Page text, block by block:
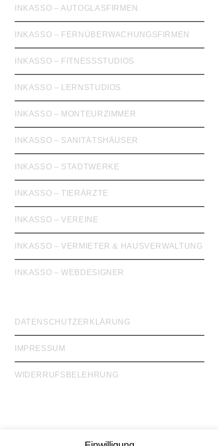
INKASSO – AUTOGLASFIRMEN
INKASSO – FERNÜBERWACHUNGSFIRMEN
INKASSO – FITNESSSTUDIOS
INKASSO – LERNSTUDIOS
INKASSO – MONTEURZIMMER
INKASSO – SANITÄTSHÄUSER
INKASSO – STADTWERKE
INKASSO – TIERÄRZTE
INKASSO – VEREINE
INKASSO – VERMIETER & HAUSVERWALTUNG
INKASSO – WEBDESIGNER
DATENSCHUTZERKLÄRUNG
IMPRESSUM
WIDERRUFSBELEHRUNG
Rechtsanwälte Dr. Krieg, Gill, Gehrke GbR